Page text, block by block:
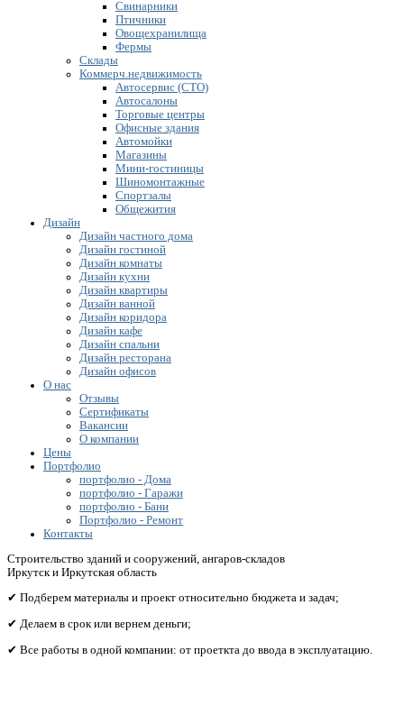
Свинарники
Птичники
Овощехранилища
Фермы
Склады
Коммерч.недвижимость
Автосервис (СТО)
Автосалоны
Торговые центры
Офисные здания
Автомойки
Магазины
Мини-гостиницы
Шиномонтажные
Спортзалы
Общежития
Дизайн
Дизайн частного дома
Дизайн гостиной
Дизайн комнаты
Дизайн кухни
Дизайн квартиры
Дизайн ванной
Дизайн коридора
Дизайн кафе
Дизайн спальни
Дизайн ресторана
Дизайн офисов
О нас
Отзывы
Сертификаты
Вакансии
О компании
Цены
Портфолио
портфолио - Дома
портфолио - Гаражи
портфолио - Бани
Портфолио - Ремонт
Контакты
Строительство зданий и сооружений, ангаров-складов
Иркутск и Иркутская область
✔ Подберем материалы и проект относительно бюджета и задач;
✔ Делаем в срок или вернем деньги;
✔ Все работы в одной компании: от проеткта до ввода в эксплуатацию.